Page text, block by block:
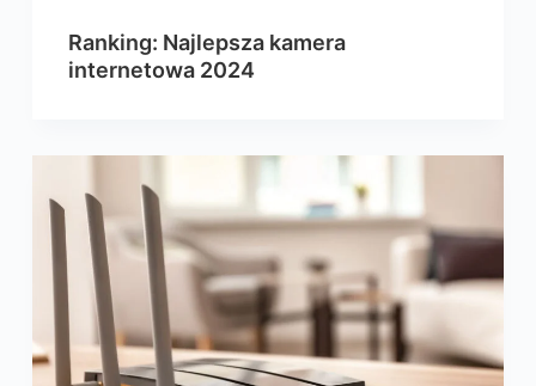
Ranking: Najlepsza kamera
internetowa 2024